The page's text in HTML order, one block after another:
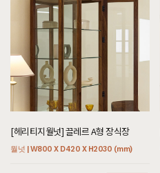
[헤리티지월넛] 끌레르 A형 장식장
월넛 | W800 X D420 X H2030 (mm)